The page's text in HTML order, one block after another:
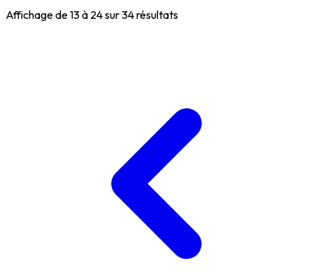
Affichage de13à 24sur34résultats